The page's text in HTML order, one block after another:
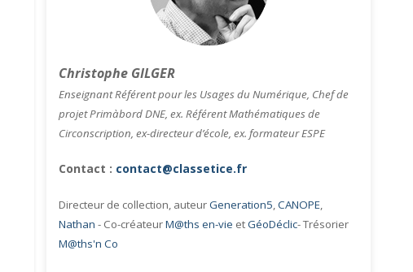
Christophe GILGER
Enseignant Référent pour les Usages du Numérique, Chef de
projet Primàbord DNE, ex. Référent Mathématiques de
Circonscription, ex-directeur d’école, ex. formateur ESPE
Contact : contact@classetice.fr
Directeur de collection, auteurGeneration5,CANOPE,
Nathan - Co-créateurM@ths en-vie etGéoDéclic- Trésorier
M@ths'n Co